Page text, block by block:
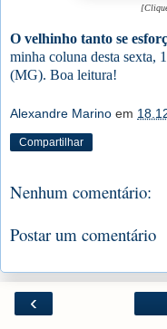
O velhinho tanto se
minha coluna desta sexta,
(MG). Boa leitura!
Alexandre Marino em
Compartilhar
Nenhum comentário:
Postar um comentário
‹